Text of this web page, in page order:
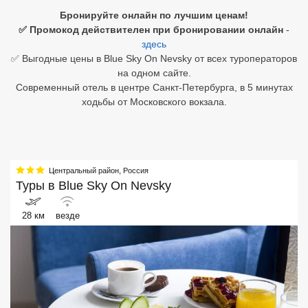
Бронируйте онлайн по лучшим ценам!
✅ Промокод действителен при бронировании онлайн -
здесь
✅ Выгодные цены в Blue Sky On Nevsky от всех туроператоров
на одном сайте.
Современный отель в центре Санкт-Петербурга, в 5 минутах
ходьбы от Московского вокзала.
Центральный район, Россия
Туры в Blue Sky On Nevsky
28 км везде
Египет
Куба
Северный Гоа
Южный Гоа
Абхазия
Большой Сочи